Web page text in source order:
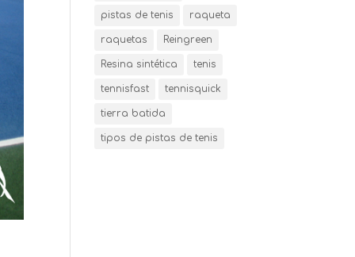
pistas de tenis raqueta
raquetas Reingreen
Resina sintética tenis
tennisfast tennisquick
tierra batida
tipos de pistas de tenis